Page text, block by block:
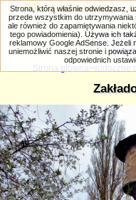
PRIV.gtlodz.eu -
Strona główna widoczne
Strona, którą właśnie odwiedzasz,
przede wszystkim do utrzymywania
ale również do zapamiętywania
tego powiadomienia). Używa ich
reklamowy Google AdSense.
uniemożliwić naszej stronie i
odpowiednich